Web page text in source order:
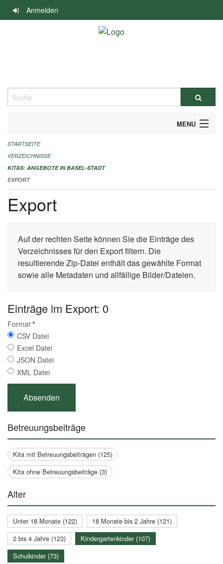
Navigation
überspringen
Anmelden
Suche
MENU
ALLGEMEINE INFORMATIONEN
IMPRESSUM
STARTSEITE
VERZEICHNISSE
KITAS: ANGEBOTE IN BASEL-STADT
EXPORT
Export
Auf der rechten Seite können Sie die Einträge des
Verzeichnisses für den Export filtern. Die
resultierende Zip-Datei enthält das gewählte Format
sowie alle Metadaten und allfällige Bilder/Dateien.
Einträge im Export: 0
Format *
CSV Datei
Excel Datei
JSON Datei
XML Datei
Betreuungsbeiträge
Kita mit Betreuungsbeiträgen (125)
Kita ohne Betreuungsbeiträge (3)
Alter
Unter 18 Monate (122)
18 Monate bis 2 Jahre (121)
2 bis 4 Jahre (123)
Kindergartenkinder (107)
Schulkinder (73)